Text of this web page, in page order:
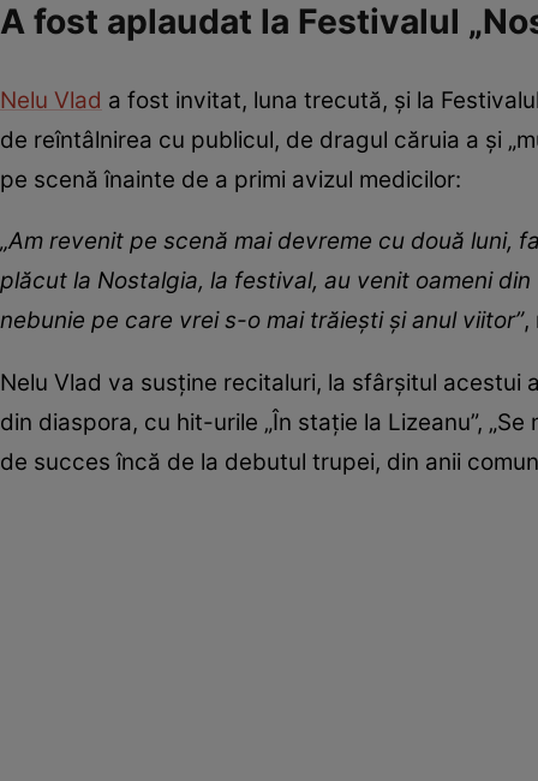
A fost aplaudat la Festivalul
Nelu Vlad a fost invitat, luna trecută, și la
de reîntâlnirea cu publicul, de dragul căruia a și
pe scenă înainte de a primi avizul medicilor:
„Am revenit pe scenă mai devreme cu două luni,
plăcut la Nostalgia, la festival, au venit oameni
nebunie pe care vrei s-o mai trăiești și anul viitor”,
Nelu Vlad va susține recitaluri, la sfârșitul
din diaspora, cu hit-urile „În stație la Lizeanu”,
de succes încă de la debutul trupei, din anii